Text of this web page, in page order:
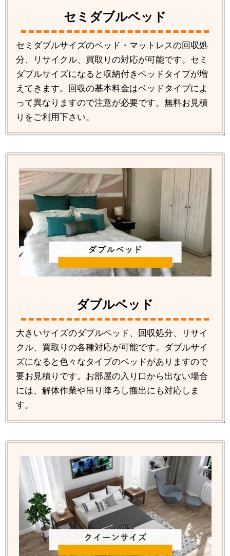
セミダブルベッド
セミダブルサイズのベッド・マットレスの回収処
分、リサイクル、買取りの対応が可能です。セミ
ダブルサイズになると収納付きベッドタイプが増
えてきます。回収の基本料金はベッドタイプによ
って異なりますので注意が必要です。無料お見積
りをご利用下さい。
ダブルベッド
大きいサイズのダブルベッド、回収処分、リサイ
クル、買取りの各種対応が可能です。ダブルサイ
ズになると色々なタイプのベッドがありますので
要お見積りです。お部屋の入り口から出ない場合
には、解体作業や吊り降ろし搬出にも対応しま
す。